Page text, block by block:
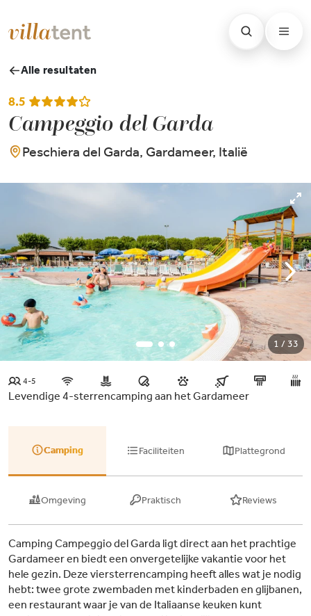
Alle resultaten
8.5
Campeggio del Garda
Peschiera del Garda, Gardameer, Italië
1 / 33
4-5
Levendige 4-sterrencamping aan het Gardameer
Camping Faciliteiten Plattegrond
Omgeving Praktisch Reviews
Camping Campeggio del Garda ligt direct aan het prachtige
Gardameer en biedt een onvergetelijke vakantie voor het
hele gezin. Deze viersterrencamping heeft alles wat je nodig
hebt: twee grote zwembaden met kinderbaden en glijbanen,
een restaurant waar je van de Italiaanse keuken kunt